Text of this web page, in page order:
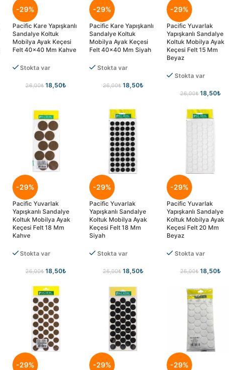
-29%
Pacific Kare Yapışkanlı
Sandalye Koltuk
Mobilya Ayak Keçesi
Felt 40×40 Mm Kahve
Stokta var
26,00₺ 18,50₺
-29%
Pacific Kare Yapışkanlı
Sandalye Koltuk
Mobilya Ayak Keçesi
Felt 40×40 Mm Siyah
Stokta var
26,00₺ 18,50₺
-29%
Pacific Yuvarlak
Yapışkanlı Sandalye
Koltuk Mobilya Ayak
Keçesi Felt 15 Mm
Beyaz
Stokta var
26,00₺ 18,50₺
-29%
Pacific Yuvarlak
Yapışkanlı Sandalye
Koltuk Mobilya Ayak
Keçesi Felt 18 Mm
Kahve
Stokta var
26,00₺ 18,50₺
-29%
Pacific Yuvarlak
Yapışkanlı Sandalye
Koltuk Mobilya Ayak
Keçesi Felt 18 Mm
Siyah
Stokta var
26,00₺ 18,50₺
-29%
Pacific Yuvarlak
Yapışkanlı Sandalye
Koltuk Mobilya Ayak
Keçesi Felt 20 Mm
Beyaz
Stokta var
26,00₺ 18,50₺
-29% -29% -29%